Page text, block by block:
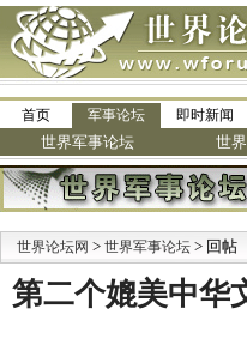
首页 军事论坛 即时新闻
世界军事论坛 世
世界论坛网 > 世界军事论坛 > 回帖
第二个媲美中华